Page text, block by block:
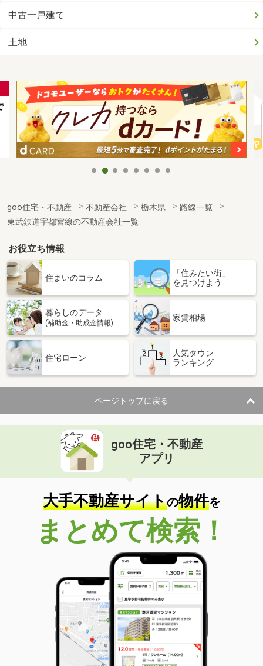
中古一戸建て
土地
goo住宅・不動産 不動産会社 栃木県
路線一覧
東武鉄道宇都宮線の不動産会社一覧
お役立ち情報
住まいのコラム
「住みたい街」
を見つけよう
暮らしのデータ
(補助金・助成金情報)
家賃相場
住宅ローン
人気タウン
ランキング
ページトップに戻る
goo住宅・不動産
アプリ
大手不動産サイトの物件を
まとめて検索！